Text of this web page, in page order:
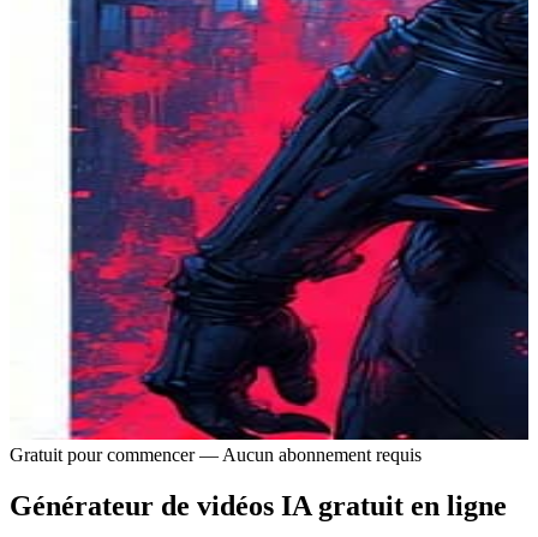
Gratuit pour commencer — Aucun abonnement requis
Générateur de vidéos IA gratuit en ligne